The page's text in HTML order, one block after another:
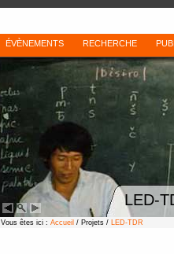
ÉVÈNEMENTS RECHERCHE
LED-
Vous êtes ici : Accueil / Projets / LED-TDR